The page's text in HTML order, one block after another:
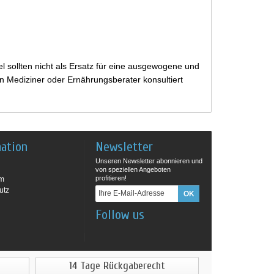
sollten nicht als Ersatz für eine ausgewogene und
Mediziner oder Ernährungsberater konsultiert
Newsletter
Unseren Newsletter abonnieren und
von speziellen Angeboten
profitieren!
Follow us
14 Tage Rückgaberecht